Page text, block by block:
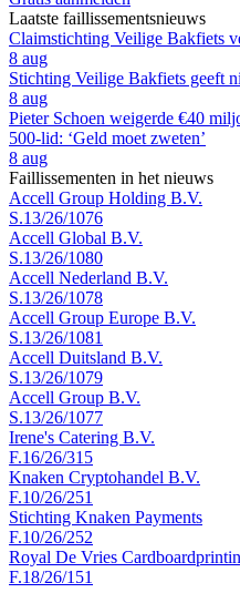
Laatste faillissementsnieuws
Claimstichting Veilige Bakfiets
8 aug
Stichting Veilige Bakfiets geeft
8 aug
Pieter Schoen weigerde €40
500-lid: ‘Geld moet zweten’
8 aug
Faillissementen in het nieuws
Accell Group Holding B.V.
S.13/26/1076
Accell Global B.V.
S.13/26/1080
Accell Nederland B.V.
S.13/26/1078
Accell Group Europe B.V.
S.13/26/1081
Accell Duitsland B.V.
S.13/26/1079
Accell Group B.V.
S.13/26/1077
Irene's Catering B.V.
F.16/26/315
Knaken Cryptohandel B.V.
F.10/26/251
Stichting Knaken Payments
F.10/26/252
Royal De Vries
F.18/26/151